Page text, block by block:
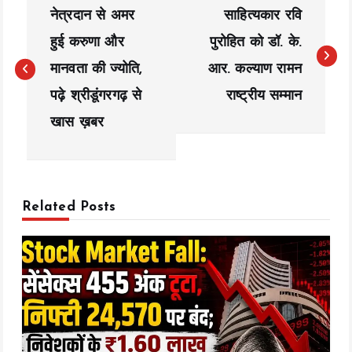
s
g
a
नेत्रदान से अमर
हुई करुणा और
मानवता की ज्योति,
पढ़े श्रीडूंगरगढ़ से
खास ख़बर
साहित्यकार रवि
पुरोहित को डॉ. के.
आर. कल्याण रामन
राष्ट्रीय सम्मान
Related Posts